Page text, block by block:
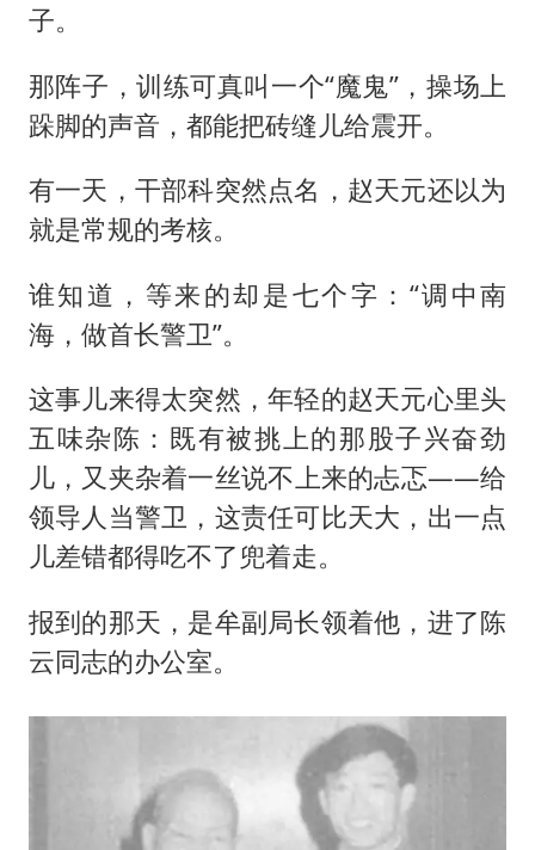
子。
那阵子，训练可真叫一个“魔鬼”，操场上
跺脚的声音，都能把砖缝儿给震开。
有一天，干部科突然点名，赵天元还以为
就是常规的考核。
谁知道，等来的却是七个字：“调中南
海，做首长警卫”。
这事儿来得太突然，年轻的赵天元心里头
五味杂陈：既有被挑上的那股子兴奋劲
儿，又夹杂着一丝说不上来的忐忑——给
领导人当警卫，这责任可比天大，出一点
儿差错都得吃不了兜着走。
报到的那天，是牟副局长领着他，进了陈
云同志的办公室。